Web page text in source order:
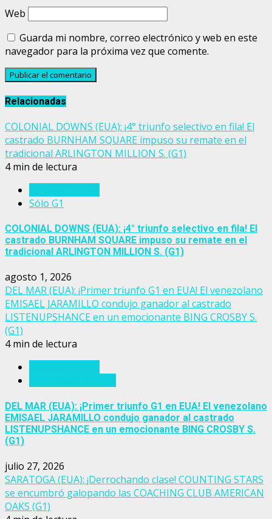
Web
Guarda mi nombre, correo electrónico y web en este
navegador para la próxima vez que comente.
Relacionadas
COLONIAL DOWNS (EUA): ¡4° triunfo selectivo en fila! El
castrado BURNHAM SQUARE impuso su remate en el
tradicional ARLINGTON MILLION S. (G1)
4 min de lectura
Sólo G1
COLONIAL DOWNS (EUA): ¡4° triunfo selectivo en fila! El
castrado BURNHAM SQUARE impuso su remate en el
tradicional ARLINGTON MILLION S. (G1)
agosto 1, 2026
DEL MAR (EUA): ¡Primer triunfo G1 en EUA! El venezolano
EMISAEL JARAMILLO condujo ganador al castrado
LISTENUPSHANCE en un emocionante BING CROSBY S.
(G1)
4 min de lectura
DEL MAR (EUA): ¡Primer triunfo G1 en EUA! El venezolano
EMISAEL JARAMILLO condujo ganador al castrado
LISTENUPSHANCE en un emocionante BING CROSBY S.
(G1)
julio 27, 2026
SARATOGA (EUA): ¡Derrochando clase! COUNTING STARS
se encumbró galopando las COACHING CLUB AMERICAN
OAKS (G1)